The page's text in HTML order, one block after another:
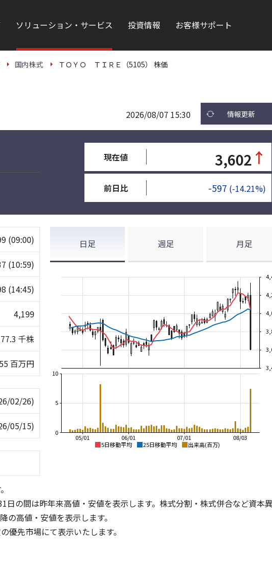
ソリューション・サービス 投資情報 お客様サポート
国内株式 ＴＯＹＯ ＴＩＲＥ（5105） 株価
2026/08/07 15:30 情報更新
現在値 3,602 ↑
前日比 -597 (-14.21%)
(09:00)
(10:59)
(14:45)
4,199
千株
百万円
02/26)
05/15)
日足 週足 月足
5日移動平均 25日移動平均 出来高(百万)
08/03
07/01
06/01
05/01
0
5
10
の間は昨年来高値・安値を表示します。株式分割・株式併合など資本
高値・安値を表示します。
優先市場にて表示いたします。